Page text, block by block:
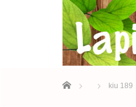
Home kiu 189